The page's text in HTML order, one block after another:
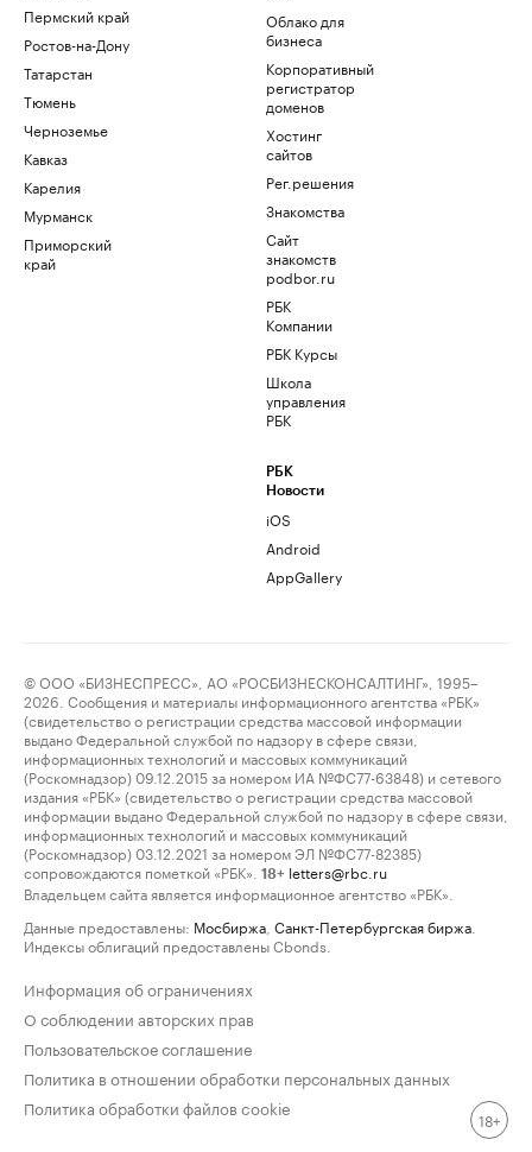
Пермский край
Ростов-на-Дону
Татарстан
Тюмень
Черноземье
Кавказ
Карелия
Мурманск
Приморский
край
Облако для
бизнеса
Корпоративный
регистратор
доменов
Хостинг
сайтов
Рег.решения
Знакомства
Сайт
знакомств
podbor.ru
РБК
Компании
РБК Курсы
Школа
управления
РБК
РБК
Новости
iOS
Android
AppGallery
© ООО «БИЗНЕСПРЕСС», АО «РОСБИЗНЕСКОНСАЛТИНГ», 1995–
2026. Сообщения и материалы информационного агентства «РБК»
(свидетельство о регистрации средства массовой информации
выдано Федеральной службой по надзору в сфере связи,
информационных технологий и массовых коммуникаций
(Роскомнадзор) 09.12.2015 за номером ИА №ФС77-63848) и сетевого
издания «РБК» (свидетельство о регистрации средства массовой
информации выдано Федеральной службой по надзору в сфере связи,
информационных технологий и массовых коммуникаций
(Роскомнадзор) 03.12.2021 за номером ЭЛ №ФС77-82385)
сопровождаются пометкой «РБК».
18+ letters@rbc.ru
Владельцем сайта является информационное агентство «РБК».
Данные предоставлены: Мосбиржа Санкт-Петербургская биржа
Индексы облигаций предоставлены Cbonds.
Информация об ограничениях
О соблюдении авторских прав
Пользовательское соглашение
Политика в отношении обработки персональных данных
Политика обработки файлов cookie
18+